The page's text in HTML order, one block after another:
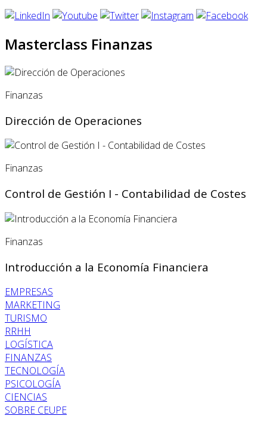
Masterclass Finanzas
Finanzas
Dirección de Operaciones
Finanzas
Control de Gestión I - Contabilidad de Costes
Finanzas
Introducción a la Economía Financiera
EMPRESAS
MARKETING
TURISMO
RRHH
LOGÍSTICA
FINANZAS
TECNOLOGÍA
PSICOLOGÍA
CIENCIAS
SOBRE CEUPE